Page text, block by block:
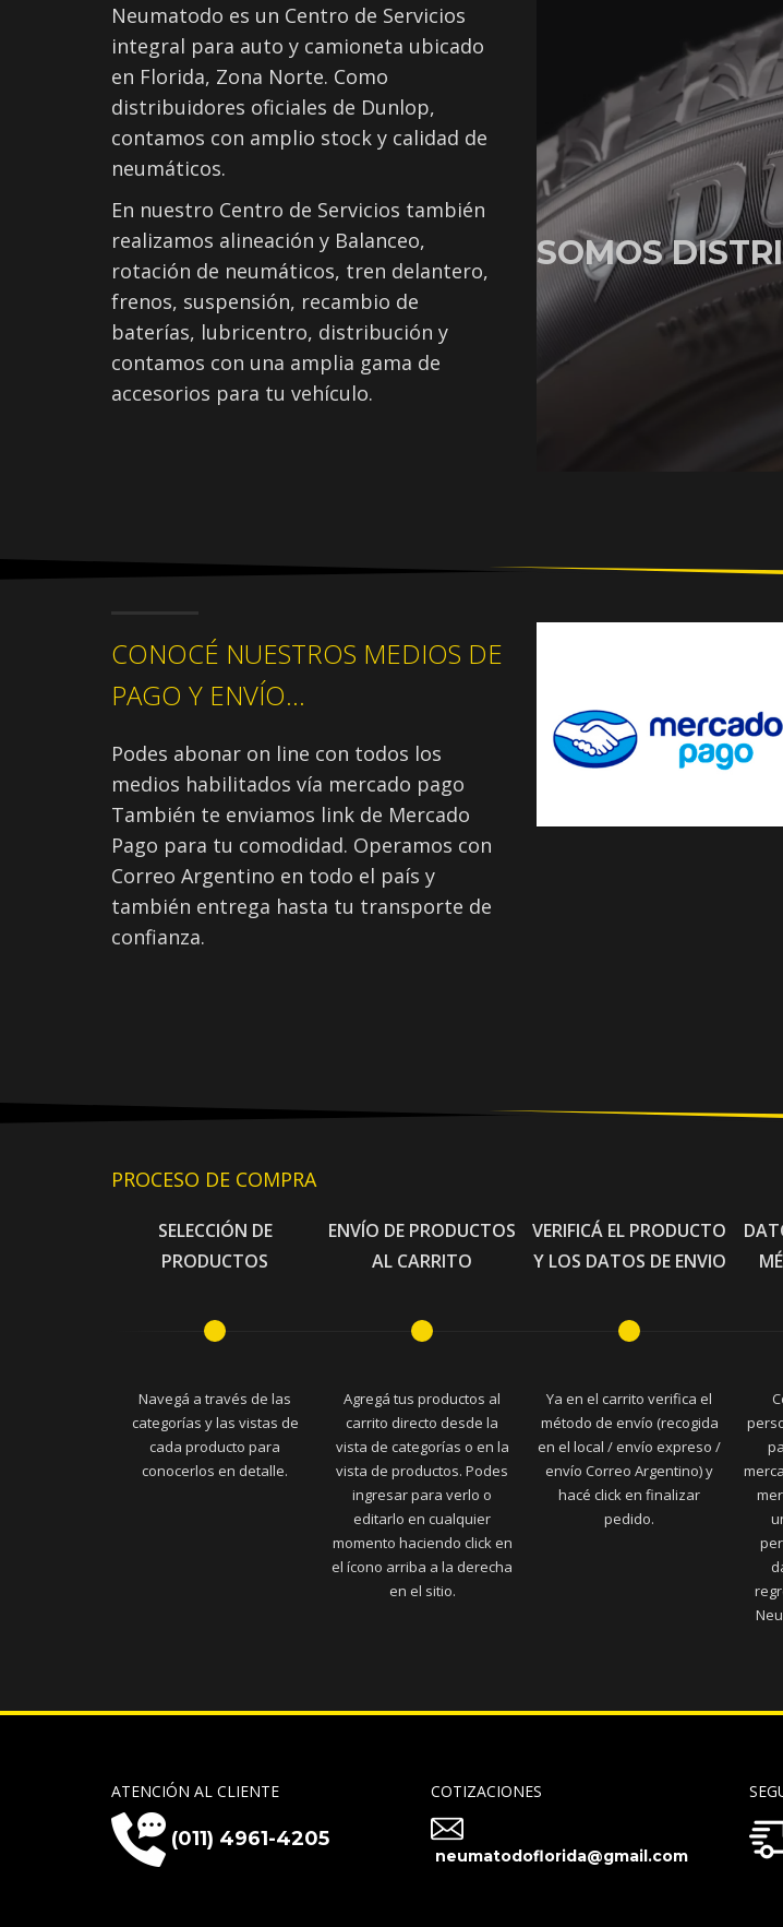
Neumatodo es un Centro de Servicios
integral para auto y camioneta ubicado
en Florida, Zona Norte. Como
distribuidores oficiales de Dunlop,
contamos con amplio stock y calidad de
neumáticos.
En nuestro Centro de Servicios también
realizamos alineación y Balanceo,
rotación de neumáticos, tren delantero,
frenos, suspensión, recambio de
baterías, lubricentro, distribución y
contamos con una amplia gama de
accesorios para tu vehículo.
SOMOS
CONOCÉ NUESTROS MEDIOS DE
PAGO Y ENVÍO...
Podes abonar on line con todos los
medios habilitados vía mercado pago
También te enviamos link de Mercado
Pago para tu comodidad. Operamos con
Correo Argentino en todo el país y
también entrega hasta tu transporte de
confianza.
PROCESO DE COMPRA
SELECCIÓN DE
PRODUCTOS
Navegá a través de las
categorías y las vistas de
cada producto para
conocerlos en detalle.
ENVÍO DE PRODUCTOS
AL CARRITO
Agregá tus productos al
carrito directo desde la
vista de categorías o en la
vista de productos. Podes
ingresar para verlo o
editarlo en cualquier
momento haciendo click en
el ícono arriba a la derecha
en el sitio.
VERIFICÁ EL PRODUCTO
Y LOS DATOS DE ENVIO
Ya en el carrito verifica el
método de envío (recogida
en el local / envío expreso /
envío Correo Argentino) y
hacé click en finalizar
pedido.
ATENCIÓN AL CLIENTE
(011) 4961-4205
COTIZACIONES
neumatodoflorida@gmail.com